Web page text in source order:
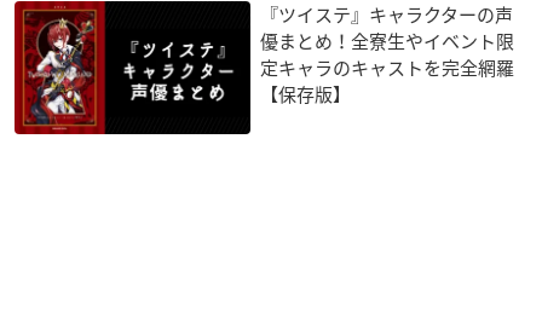
『ツイステ』キャラクターの声
優まとめ！全寮生やイベント限
定キャラのキャストを完全網羅
【保存版】